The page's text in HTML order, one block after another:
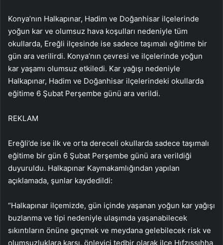
Konya’nın Halkapınar, Hadim ve Doğanhisar ilçelerinde
yoğun kar ve olumsuz hava koşulları nedeniyle tüm
okullarda, Ereğli ilçesinde ise sadece taşımalı eğitime bir
gün ara verilirdi. Konya’nın çevresi ve ilçelerinde yoğun
kar yaşamı olumsuz etkiledi. Kar yağışı nedeniyle
Halkapınar, Hadim ve Doğanhisar ilçelerindeki okullarda
eğitime 6 Şubat Perşembe günü ara verildi.
REKLAM
Ereğli’de ise ilk ve orta dereceli okullarda sadece taşımalı
eğitime bir gün 6 Şubat Perşembe günü ara verildiği
duyuruldu. Halkapınar Kaymakamlığından yapılan
açıklamada, şunlar kaydedildi:
“Halkapınar ilçemizde, gün içinde yaşanan yoğun kar yağışı
buzlanma ve tipi nedeniyle ulaşımda yaşanabilecek
sıkıntıların önüne geçmek ve meydana gelebilecek risk ve
olumsuzluklara karşı, önleyici tedbir olarak ilçe Hıfzıssıhha